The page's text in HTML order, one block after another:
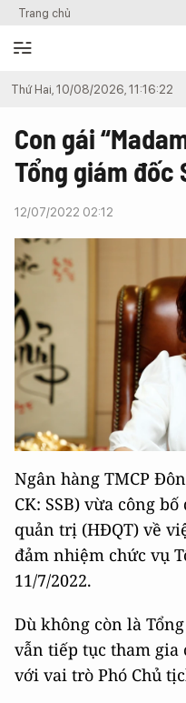
Trang chủ
Thứ Hai, 10/08/2026, 11:16:22
Con gái
Tổng giám đốc
12/07/2022 02:12
Ngân hàng TMCP
CK: SSB) vừa công
quản trị (HĐQT) về
đảm nhiệm chức vụ
11/7/2022.
Dù không còn là
vẫn tiếp tục tham gia
với vai trò Phó Chủ